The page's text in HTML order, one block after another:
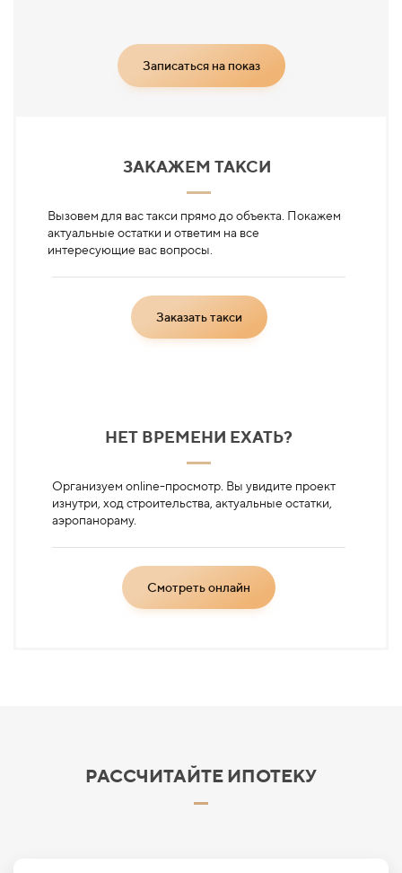
Записаться на показ
ЗАКАЖЕМ ТАКСИ
Вызовем для вас такси прямо до объекта. Покажем
актуальные остатки и ответим на все
интересующие вас вопросы.
Заказать такси
НЕТ ВРЕМЕНИ ЕХАТЬ?
Организуем online-просмотр. Вы увидите проект
изнутри, ход строительства, актуальные остатки,
аэропанораму.
Смотреть онлайн
РАССЧИТАЙТЕ ИПОТЕКУ